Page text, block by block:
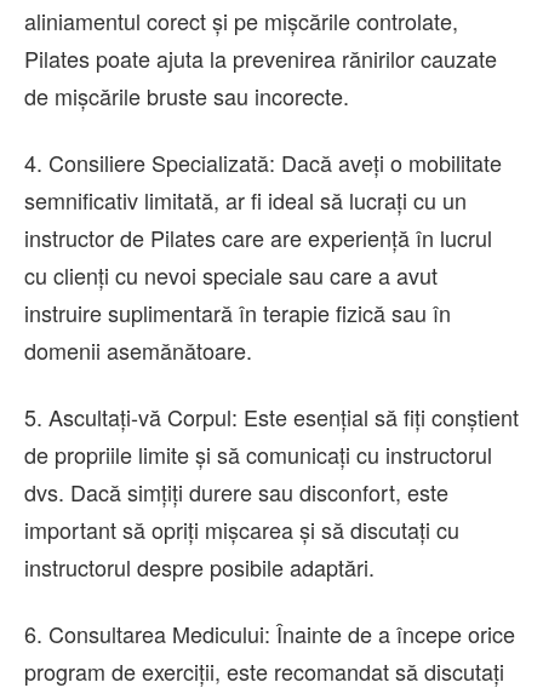
aliniamentul corect și pe mișcările controlate,
Pilates poate ajuta la prevenirea rănirilor cauzate
de mișcările bruste sau incorecte.
4. Consiliere Specializată: Dacă aveți o mobilitate
semnificativ limitată, ar fi ideal să lucrați cu un
instructor de Pilates care are experiență în lucrul
cu clienți cu nevoi speciale sau care a avut
instruire suplimentară în terapie fizică sau în
domenii asemănătoare.
5. Ascultați-vă Corpul: Este esențial să fiți conștient
de propriile limite și să comunicați cu instructorul
dvs. Dacă simțiți durere sau disconfort, este
important să opriți mișcarea și să discutați cu
instructorul despre posibile adaptări.
6. Consultarea Medicului: Înainte de a începe orice
program de exerciții, este recomandat să discutați